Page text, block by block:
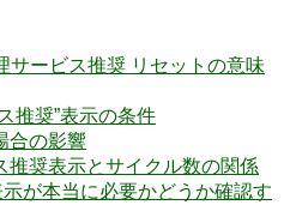
サービス推奨 リセットの意味
推奨”表示の条件
合の影響
推奨表示とサイクル数の関係
が本当に必要かどうか確認す